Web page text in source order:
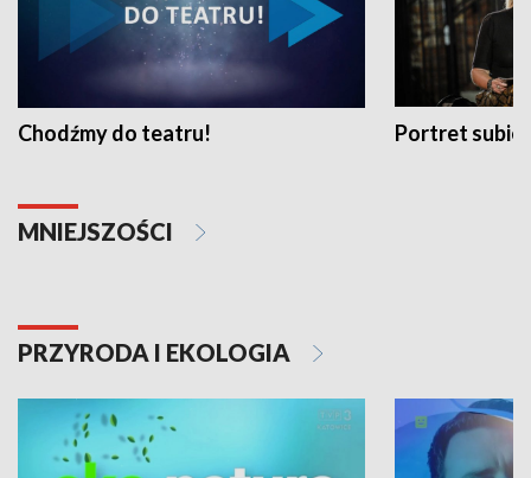
Chodźmy do teatru! Portret
MNIEJSZOŚCI
PRZYRODA I EKOLOGIA